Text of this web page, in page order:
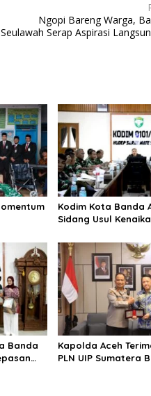
Ngopi Bareng Warga,
Seulawah Serap Aspirasi
Kodim Kota Banda
Sidang Usul
April 2027
Banda
Kapolda Aceh
PLN UIP Sumatera